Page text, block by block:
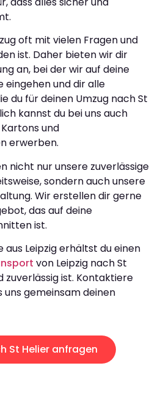
oft mit vielen Fragen und
ist. Daher bieten wir dir
an, bei der wir auf deine
eingehen und dir alle
du für deinen Umzug nach St
kannst du bei uns auch
und
erwerben.
nicht nur unsere zuverlässige
sondern auch unsere
Wir erstellen dir gerne
das auf deine
ist.
aus Leipzig erhältst du einen
von Leipzig nach St
zuverlässig ist. Kontaktiere
uns gemeinsam deinen
St Helier anfragen